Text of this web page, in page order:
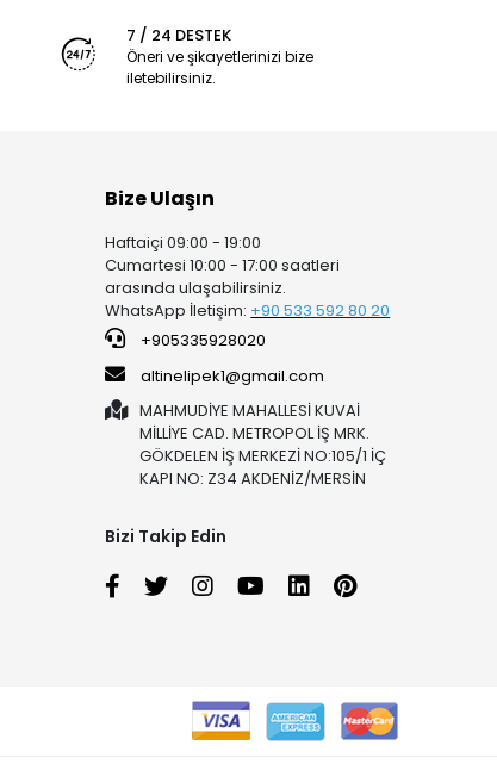
7 / 24 DESTEK
Öneri ve şikayetlerinizi bize
iletebilirsiniz.
Bize Ulaşın
Haftaiçi 09:00 - 19:00
Cumartesi 10:00 - 17:00 saatleri
arasında ulaşabilirsiniz.
WhatsApp İletişim: +90 533 592 80 20
+905335928020
altinelipek1@gmail.com
MAHMUDİYE MAHALLESİ KUVAİ
MİLLİYE CAD. METROPOL İŞ MRK.
GÖKDELEN İŞ MERKEZİ NO:105/1 İÇ
KAPI NO: Z34 AKDENİZ/MERSİN
Bizi Takip Edin